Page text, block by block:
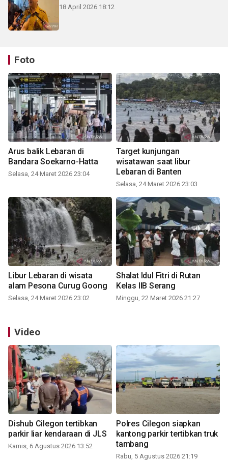
18 April 2026 18:12
Foto
Arus balik Lebaran di
Bandara Soekarno-Hatta
Selasa, 24 Maret 2026 23:04
Target kunjungan
wisatawan saat libur
Lebaran di Banten
Selasa, 24 Maret 2026 23:03
Libur Lebaran di wisata
alam Pesona Curug Goong
Selasa, 24 Maret 2026 23:02
Shalat Idul Fitri di Rutan
Kelas IIB Serang
Minggu, 22 Maret 2026 21:27
Video
Dishub Cilegon tertibkan
parkir liar kendaraan di JLS
Kamis, 6 Agustus 2026 13:52
Polres Cilegon siapkan
kantong parkir tertibkan truk
tambang
Rabu, 5 Agustus 2026 21:19